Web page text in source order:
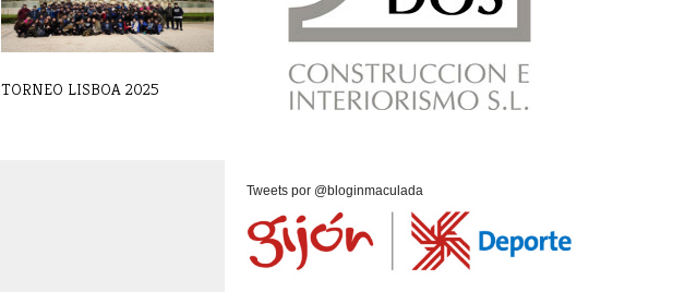
TORNEO LISBOA 2025
Tweets por @bloginmaculada